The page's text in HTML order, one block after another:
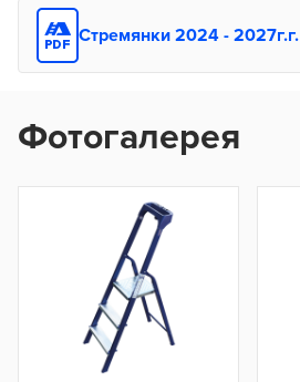
Стремянки 2024 - 2027г.г.
Фотогалерея